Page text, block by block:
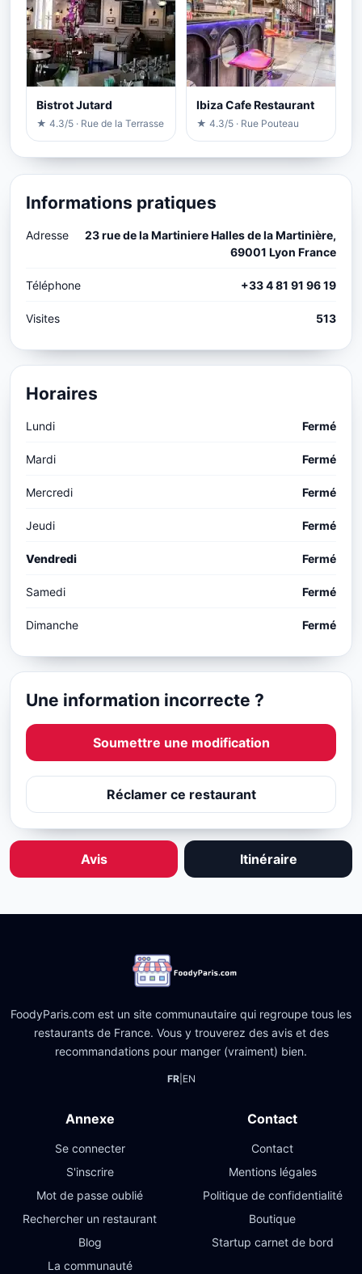
Bistrot Jutard
★ 4.3/5 · Rue de la Terrasse
Ibiza Cafe Restaurant
★ 4.3/5 · Rue Pouteau
Informations pratiques
Adresse
23 rue de la Martiniere Halles de la Martinière,
69001 Lyon France
Téléphone +33 4 81 91 96 19
Visites 513
Horaires
Lundi Fermé
Mardi Fermé
Mercredi Fermé
Jeudi Fermé
Vendredi Fermé
Samedi Fermé
Dimanche Fermé
Une information incorrecte ?
Soumettre une modification
Réclamer ce restaurant
Avis Itinéraire
FoodyParis.com est un site communautaire qui regroupe tous les
restaurants de France. Vous y trouverez des avis et des
recommandations pour manger (vraiment) bien.
FR| EN
Annexe
Se connecter
S'inscrire
Mot de passe oublié
Rechercher un restaurant
Blog
La communauté
Contact
Contact
Mentions légales
Politique de confidentialité
Boutique
Startup carnet de bord